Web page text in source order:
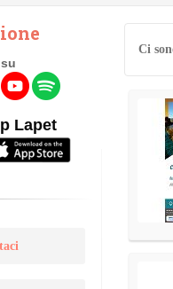
Contatti
Legge 14 gennaio 2013
Norma Uni 11511
Lapet
Ci